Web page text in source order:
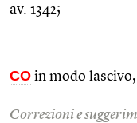
av. 1342;
CO in modo
Correzioni e